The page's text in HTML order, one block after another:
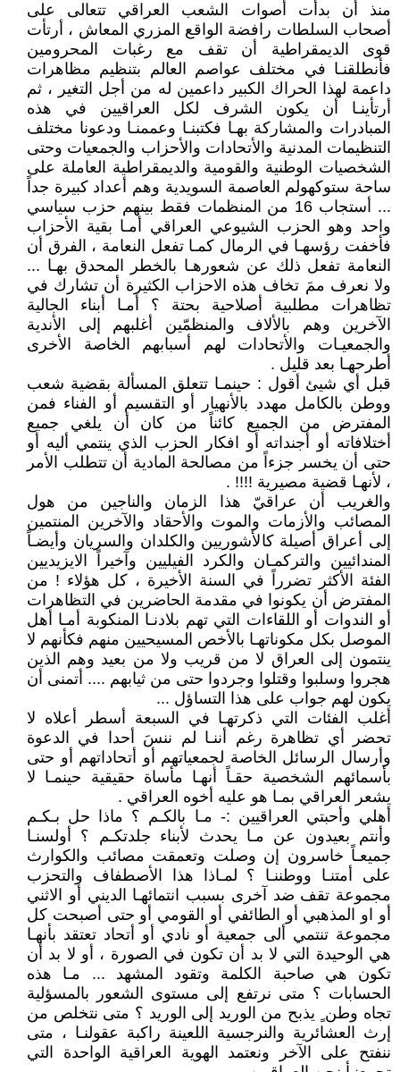
منذ أن بدأت أصوات الشعب العراقي تتعالى على
أصحاب السلطات رافضة الواقع المزري المعاش ، أرتأت
قوى الديمقراطية أن تقف مع رغبات المحرومين
فأنطلقنـا في مختلف عواصم العالم بتنظيم مظاهرات
داعمة لهذا الحراك الكبير داعمين له من أجل التغير ، ثم
أرتأينـا أن يكون الشرف لكل العراقيين في هذه
المبادرات والمشاركة بهـا فكتبنـا وعممنـا ودعونا مختلف
التنظيمات المدنية والأتحادات والأحزاب والجمعيات وحتى
الشخصيات الوطنية والقومية والديمقراطية العاملة على
ساحة ستوكهولم العاصمة السويدية وهم أعداد كبيرة جداً
... أستجاب 16 من المنظمات فقط بينهم حزب سياسي
واحد وهو الحزب الشيوعي العراقي أمـا بقية الأحزاب
فأخفت رؤسهـا في الرمال كمـا تفعل النعامة ، الفرق أن
النعامة تفعل ذلك عن شعورهـا بالخطر المحدق بهـا ...
ولا نعرف ممَ تخاف هذه الاحزاب الكثيرة أن تشارك في
تظاهرات مطلبية أصلاحية بحتة ؟ أمـا أبناء الجالية
الآخرين وهم بالألاف والمنظمّين أغلبهم إلى الأندية
والجمعيـات والأتحادات لهم أسبابهم الخاصة الأخرى
أطرحهـا بعد قليل .
قبل أي شيئ أقول : حينمـا تتعلق المسألة بقضية شعب
ووطن بالكامل مهدد بالأنهيار أو التقسيم أو الفناء فمن
المفترض من الجميع كائناً من كان أن يلغي جميع
أختلافاته أو أجنداته أو افكار الحزب الذي ينتمي أليه أو
حتى أن يخسر جزءاً من مصالحة المادية أن تتطلب الأمر
، لأنهـا قضية مصيرية !!!! .
والغريب أن عراقيّ هذا الزمان والناجين من هول
المصائب والأزمات والموت والأحقاد والآخرين المنتمين
إلى أعراق أصيلة كالأشوريين والكلدان والسريان وأيضـاً
المندائيين والتركمـان والكرد الفيليين وآخيراً الايزيديين
الفئة الأكثر تضرراً في السنة الأخيرة ، كل هؤلاء ! من
المفترض أن يكونوا في مقدمة الحاضرين في التظاهرات
أو الندوات أو اللقاءات التي تهم بلادنـا المنكوبة أمـا أهل
الموصل بكل مكوناتهـا بالأخص المسيحيين منهم فكأنهم لا
ينتمون إلى العراق لا من قريب ولا من بعيد وهم الذين
هجروا وسلبوا وقتلوا وجردوا حتى من ثيابهم .... أتمنى أن
يكون لهم جواب على هذا التساؤل ...
أغلب الفئات التي ذكرتهـا في السبعة أسطر أعلاه لا
تحضر أي تظاهرة رغم أننـا لم ننسَ أحدا في الدعوة
وأرسال الرسائل الخاصة لجمعياتهم أو أتحاداتهم أو حتى
بأسمائهم الشخصية حقـاً أنهـا مأساة حقيقية حينمـا لا
يشعر العراقي بمـا هو عليه أخوه العراقي .
أهلي وأحبتي العراقيين :- مـا بالكـم ؟ ماذا حل بـكـم
وأنتم بعيدون عن مـا يحدث لأبناء جلدتكـم ؟ أولسنـا
جميعـاً خاسرون إن وصلت وتعمقت مصائب والكوارث
على أمتنـا ووطننـا ؟ لمـاذا هذا الأصطفاف والتحزب
مجموعة تقف ضد آخرى بسبب انتمائهـا الديني أو الاثني
أو او المذهبي أو الطائفي أو القومي أو حتى أصبحت كل
مجموعة تنتمي ألى جمعية أو نادي أو أتحاد تعتقد بأنهـا
هي الوحيدة التي لا بد أن تكون في الصورة ، أو لا بد أن
تكون هي صاحبة الكلمة وتقود المشهد ... مـا هذه
الحسابات ؟ متى نرتفع إلى مستوى الشعور بالمسؤلية
تجاه وطن ٍ يذبح من الوريد إلى الوريد ؟ متى نتخلص من
إرث العشائرية والنرجسية اللعينة راكبة عقولنـا ، متى
ننفتح على الآخر ونعتمد الهوية العراقية الواحدة التي